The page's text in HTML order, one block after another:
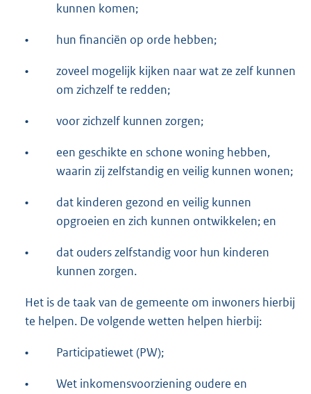
kunnen komen;
• hun financiën op orde hebben;
•
zoveel mogelijk kijken naar wat ze zelf kunnen
om zichzelf te redden;
• voor zichzelf kunnen zorgen;
•
een geschikte en schone woning hebben,
waarin zij zelfstandig en veilig kunnen wonen;
•
dat kinderen gezond en veilig kunnen
opgroeien en zich kunnen ontwikkelen; en
•
dat ouders zelfstandig voor hun kinderen
kunnen zorgen.
Het is de taak van de gemeente om inwoners hierbij
te helpen. De volgende wetten helpen hierbij:
• Participatiewet (PW);
•
Wet inkomensvoorziening oudere en